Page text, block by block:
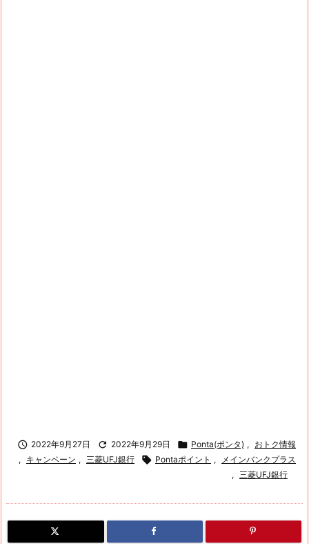
 2022年9月27日  2022年9月29日  Ponta(ポンタ) , おトク情報
, キャンペーン , 三菱UFJ銀行  Pontaポイント ,
メインバンクプラス
, 三菱UFJ銀行